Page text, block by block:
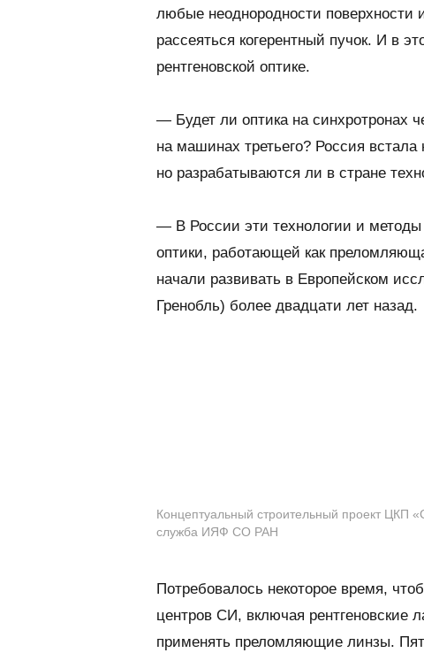
любые неоднородности
рассеяться когерентный пучок. И в
рентгеновской оптике.
— Будет ли оптика на синхротронах
на машинах третьего? Россия
но разрабатываются ли в стране
— В России эти технологии и
оптики, работающей как
начали развивать в Европейском
Гренобль) более двадцати лет назад.
Концептуальный строительный проект ЦКП
служба ИЯФ СО РАН
Потребовалось некоторое время,
центров СИ, включая рентгеновские
применять преломляющие линзы.